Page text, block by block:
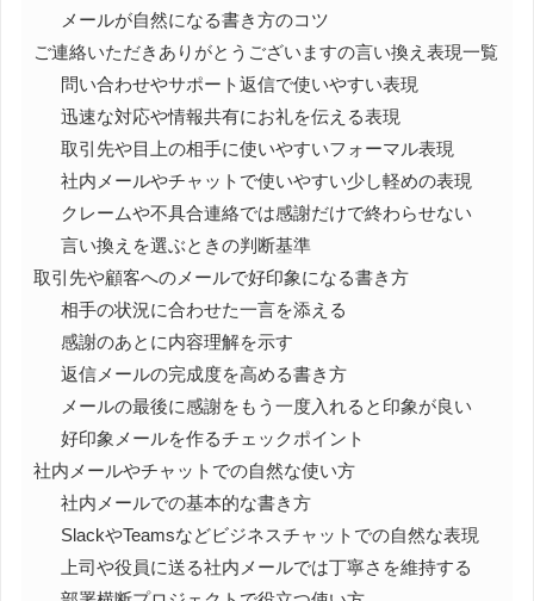
メールが自然になる書き方のコツ
ご連絡いただきありがとうございますの言い換え表現一覧
問い合わせやサポート返信で使いやすい表現
迅速な対応や情報共有にお礼を伝える表現
取引先や目上の相手に使いやすいフォーマル表現
社内メールやチャットで使いやすい少し軽めの表現
クレームや不具合連絡では感謝だけで終わらせない
言い換えを選ぶときの判断基準
取引先や顧客へのメールで好印象になる書き方
相手の状況に合わせた一言を添える
感謝のあとに内容理解を示す
返信メールの完成度を高める書き方
メールの最後に感謝をもう一度入れると印象が良い
好印象メールを作るチェックポイント
社内メールやチャットでの自然な使い方
社内メールでの基本的な書き方
SlackやTeamsなどビジネスチャットでの自然な表現
上司や役員に送る社内メールでは丁寧さを維持する